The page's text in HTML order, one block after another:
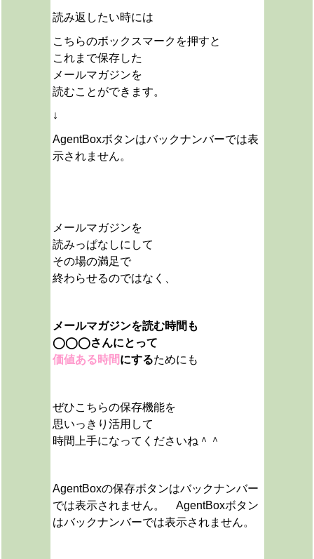
読み返したい時には
こちらのボックスマークを押すと
これまで保存した
メールマガジンを
読むことができます。
↓
AgentBoxボタンはバックナンバーでは表
示されません。
メールマガジンを
読みっぱなしにして
その場の満足で
終わらせるのではなく、
メールマガジンを読む時間も
◯◯◯さんにとって
価値ある時間にするためにも
ぜひこちらの保存機能を
思いっきり活用して
時間上手になってくださいね＾＾
AgentBoxの保存ボタンはバックナンバー
では表示されません。 AgentBoxボタン
はバックナンバーでは表示されません。